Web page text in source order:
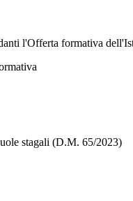
l'Offerta formativa
stagali (D.M. 65/2023)